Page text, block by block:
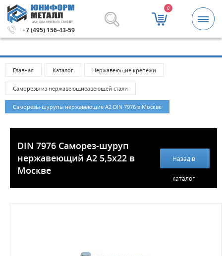
ОСНОВА КРЕПКИХ СВЯЗЕЙ
+7 (495) 156-43-59
0
Метизы и крепежные изделия оптом.
Главная Каталог Нержавеющие крепежи
Саморезы из нержавеющиеавеющей стали
Саморезы-шурупы нержавеющие А2 DIN 7976 в Москве
DIN 7976 Саморез-шуруп
нержавеющий А2 5,5х22 в
Москве
Назад в
каталог